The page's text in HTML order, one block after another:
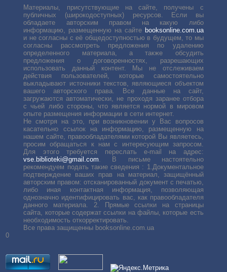
Материалы, присутствующие на сайте, получены с
публичных (широкодоступных) ресурсов. Если вы
обладаете авторским правом на какую либо
информацию, размещенную на сайте booksonline.com.ua
и не согласны с её общедоступностью в будущем, то мы
согласны рассмотреть предложения по удалению
определенного материала, а также обсудить
предложения о договоренностях, разрешающих
использовать данный контент. Мы не отслеживаем
действия пользователей, которые самостоятельно
выкладывают источники текстов, являющиеся объектом
вашего авторского права. Все данные на сайт,
загружаются автоматически, не проходя заранее отбора
с чьей либо стороны, что является нормой в мировом
опыте размещения информации в сети интернет.
Не смотря на это, при возникновении у Вас вопросов
касательно ссылок на информацию, размещенную на
нашем сайте, правообладателями которой Вы являетесь,
просим обращаться к нам с интересующим запросом.
Для этого требуется переслать е-mail на адрес:
vse.biblioteki@gmail.com. В письме настоятельно
рекомендуем подать такие сведения : 1.Документальное
подтверждение ваших прав на материал, защищённый
авторским правом: отсканированный документ с печатью,
либо иная контактная информация, позволяющая
однозначно идентифицировать вас, как правообладателя
данного материала. 2. Прямые ссылки на страницы
сайта, которые содержат ссылки на файлы, которые есть
необходимость откорректировать.
Все права защищенны booksonline.com.ua
0